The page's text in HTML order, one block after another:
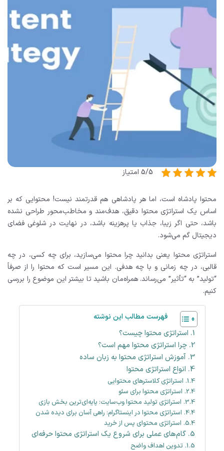
5/5 امتیاز
محتوا پادشاه است، اما هر پادشاهی هم قدرتمند نیست! محتوایی که بر
اساس یک استراتژی محتوا دقیق، هدف‌مند و مخاطب‌محور طراحی نشده
باشد، حتی اگر زیبا، جذاب یا پرهزینه باشد، در نهایت در شلوغی فضای
دیجیتال گم می‌شود.
استراتژی محتوا یعنی بدانید چرا محتوا می‌سازید، برای چه کسی، در چه
قالبی، در چه زمانی و با چه هدفی. این مسیر است که محتوا را از صرفاً
“تولید” به “تأثیر” می‌رساند. همراه‌مان باشید تا بیشتر این موضوع را بررسی
کنیم.
فهرست مطالب این نوشته
استراتژی محتوا چیست؟
چرا استراتژی محتوا مهم است؟
آموزش استراتژی محتوا به زبان ساده
انواع استراتژی محتوا
استراتژی کلاسترهای محتوایی
استراتژی محتوا برای سئو
استراتژی تولید محتوا وب‌سایت: پایه‌ای‌ترین بخش بازی
استراتژی محتوا در اینستاگرام: راهی آسان برای دیده شدن
استراتژی محتوای پس از خرید
گام‌های عملی برای شروع یک استراتژی محتوا حرفه‌ای
تدوین اهداف واضح